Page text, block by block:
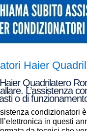
Haier
Quadrilatero
L’assistenza
o di
in questi